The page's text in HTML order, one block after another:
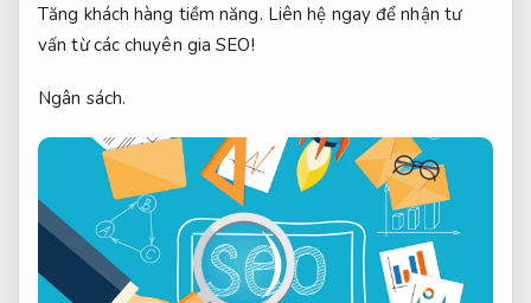
Tăng khách hàng tiềm năng. Liên hệ ngay để nhận tư
vấn từ các chuyên gia SEO!
Ngân sách.